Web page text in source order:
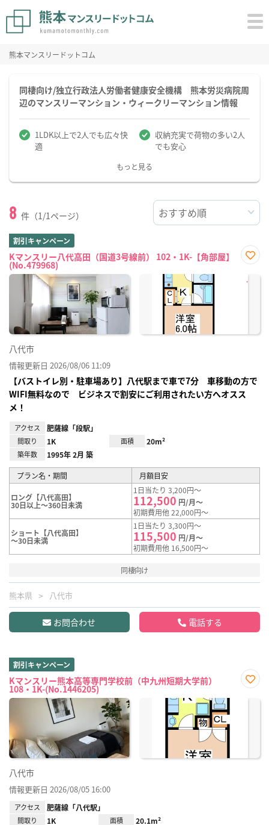
熊本マンスリードットコム
同棲向け/独立行政法人労働者健康安全機構 熊本労災病院周
辺のマンスリーマンション・ウィークリーマンション情報
1LDK以上で2人でも広々快
適
収納充実で荷物の多い2人
でも安心
もっと見る
8 件（1/1ページ）
割引キャンペーン
Kマンスリー八代高田（国道3号線前） 102・1K-【角部屋】
(No.479968)
に入
り登
八代市
情報更新日 2026/08/06 11:09
【バストイレ別・駐車場あり】八代駅まで車で7分 車移動の方で
WIFI無料なので ビジネスで割安にご利用されたい方へオスス
メ！
アクセス 肥薩線「段駅」
間取り 1K 面積 20m²
築年数 1995年 2月 築
プラン名・期間 月額目安
ロング【八代高田】
30日以上～360日未満
1日当たり 3,200円～
112,500 円/月～
初期費用他 22,000円～
ショート【八代高田】
～30日未満
1日当たり 3,300円～
115,500 円/月～
初期費用他 16,500円～
同棲向け
熊本県 八代市
お問合わせ 電話する
割引キャンペーン
Kマンスリー熊本高等専門学校前（中九州短期大学前）
108・1K-(No.1446205)
に入
八代市
情報更新日 2026/08/05 16:00
アクセス 肥薩線「八代駅」
間取り 1K 面積 20.1m²